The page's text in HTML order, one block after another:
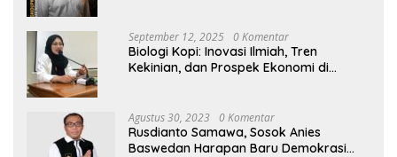
September 12, 2025 0 Komentar
Biologi Kopi: Inovasi Ilmiah, Tren
Kekinian, dan Prospek Ekonomi di
Agustus 30, 2023 0 Komentar
Rusdianto Samawa, Sosok Anies
Baswedan Harapan Baru Demokrasi